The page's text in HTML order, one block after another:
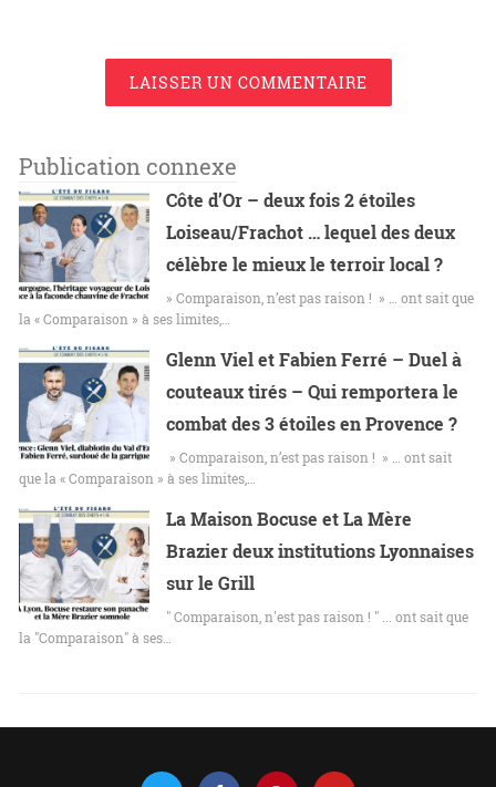
LAISSER UN COMMENTAIRE
Publication connexe
Côte d’Or – deux fois 2 étoiles
Loiseau/Frachot … lequel des deux
célèbre le mieux le terroir local ?
» Comparaison, n’est pas raison ! » … ont sait que
la « Comparaison » à ses limites,…
Glenn Viel et Fabien Ferré – Duel à
couteaux tirés – Qui remportera le
combat des 3 étoiles en Provence ?
» Comparaison, n’est pas raison ! » … ont sait
que la « Comparaison » à ses limites,…
La Maison Bocuse et La Mère
Brazier deux institutions Lyonnaises
sur le Grill
" Comparaison, n'est pas raison ! " ... ont sait que
la "Comparaison" à ses…